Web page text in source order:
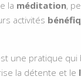
la méditation,
activités
une pratique qui
la détente et le